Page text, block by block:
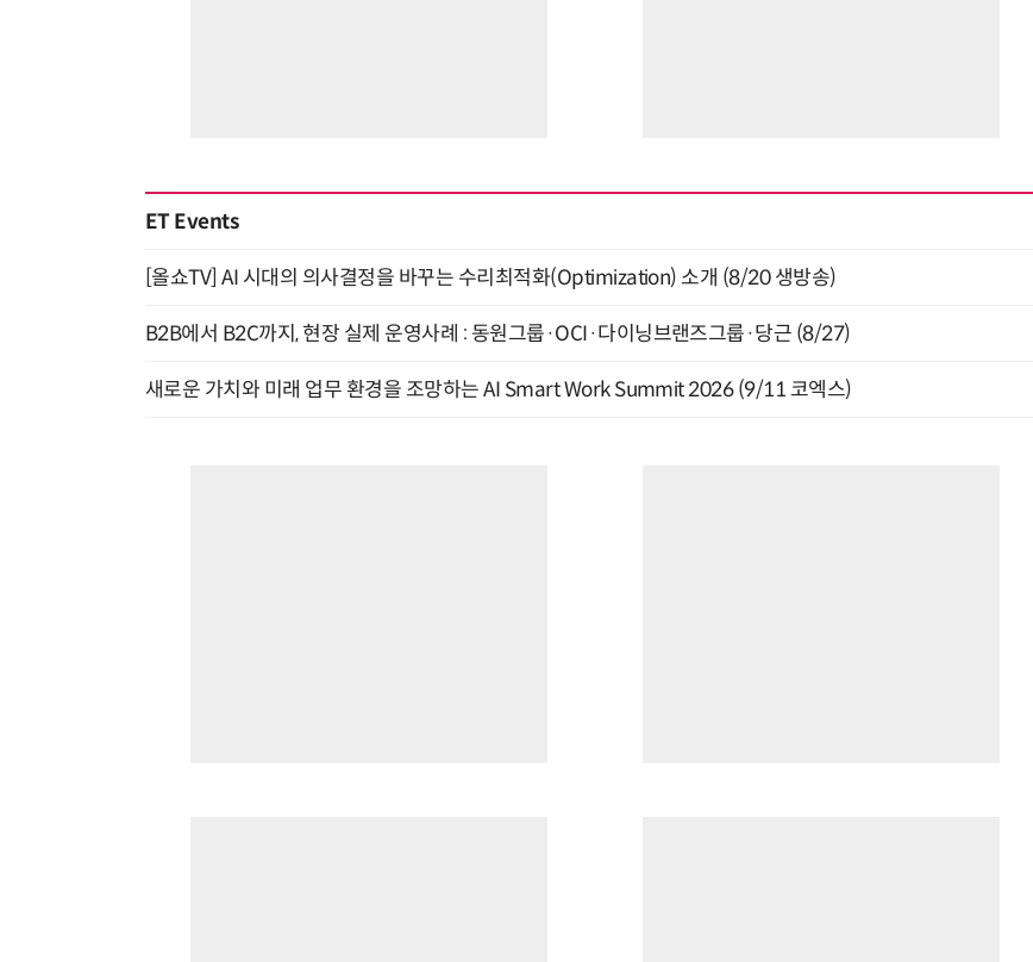
ET Events
[올쇼TV] AI 시대의 의사결정을 바꾸는 수리최적화(Optimization) 소개 (8/20 생방송)
B2B에서 B2C까지, 현장 실제 운영사례 : 동원그룹·OCI·다이닝브랜즈그룹·당근 (8/27)
새로운 가치와 미래 업무 환경을 조망하는 AI Smart Work Summit 2026 (9/11 코엑스)